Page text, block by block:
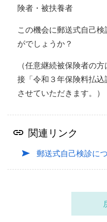
険者・被扶養者
この機会に郵送式自己
がでしょうか？
（任意継続被保険者の
接「令和３年保険料払
させていただきます。）
関連リンク
郵送式自己検診に